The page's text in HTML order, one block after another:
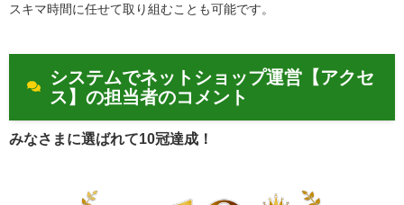
スキマ時間に任せて取り組むことも可能です。
システムでネットショップ運営【アクセ
ス】の担当者のコメント
みなさまに選ばれて10冠達成！